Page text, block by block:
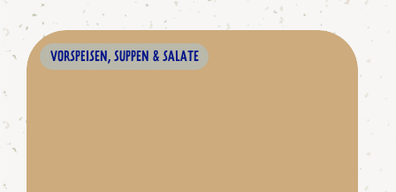
VORSPEISEN, SUPPEN & SALATE